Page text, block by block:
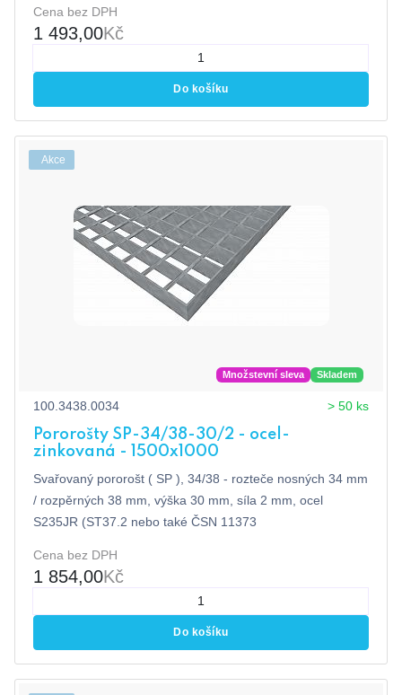
Cena bez DPH
1 493,00Kč
Do košíku
Akce
Množstevní sleva Skladem
100.3438.0034 > 50 ks
Pororošty SP-34/38-30/2 - ocel-
zinkovaná - 1500x1000
Svařovaný pororošt ( SP ), 34/38 - rozteče nosných 34 mm
/ rozpěrných 38 mm, výška 30 mm, síla 2 mm, ocel
S235JR (ST37.2 nebo také ČSN 11373
Cena bez DPH
1 854,00Kč
Do košíku